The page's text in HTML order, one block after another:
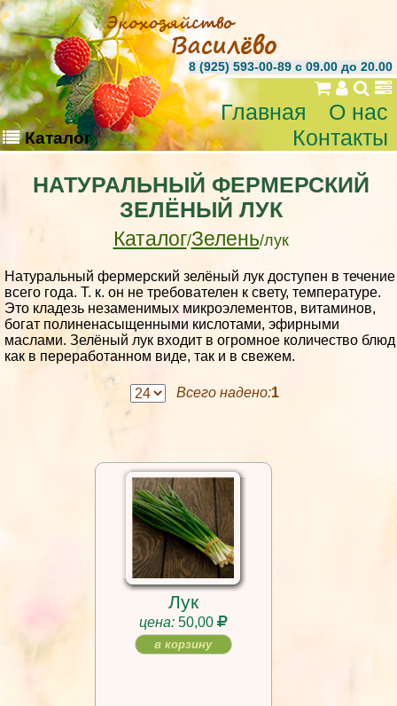
8 (925) 593-00-89 c 09.00 до 20.00
Каталог
Главная
О нас
Контакты
НАТУРАЛЬНЫЙ ФЕРМЕРСКИЙ
ЗЕЛЁНЫЙ ЛУК
Каталог/Зелень/лук
Натуральный фермерский зелёный лук доступен в течение
всего года. Т. к. он не требователен к свету, температуре.
Это кладезь незаменимых микроэлементов, витаминов,
богат полиненасыщенными кислотами, эфирными
маслами. Зелёный лук входит в огромное количество блюд
как в переработанном виде, так и в свежем.
Всего надено:1
Лук
цена: 50,00
в корзину